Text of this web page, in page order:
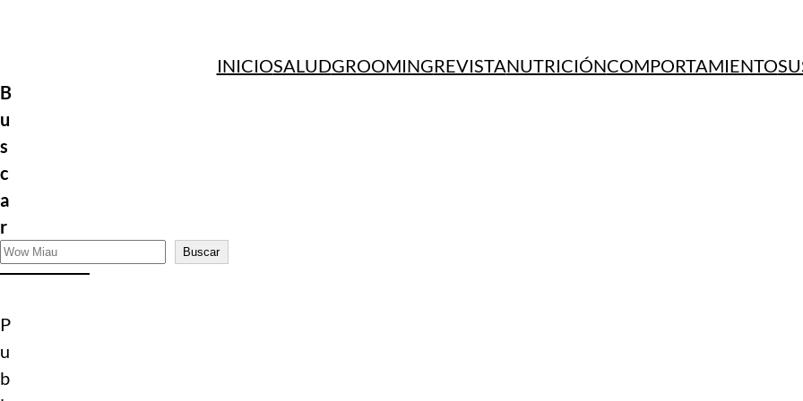
INICIOSALUDGROOMINGREVISTANUTRICIÓNCOMPORTAMIENTO
B
u
s
c
a
r
Buscar
P
u
b